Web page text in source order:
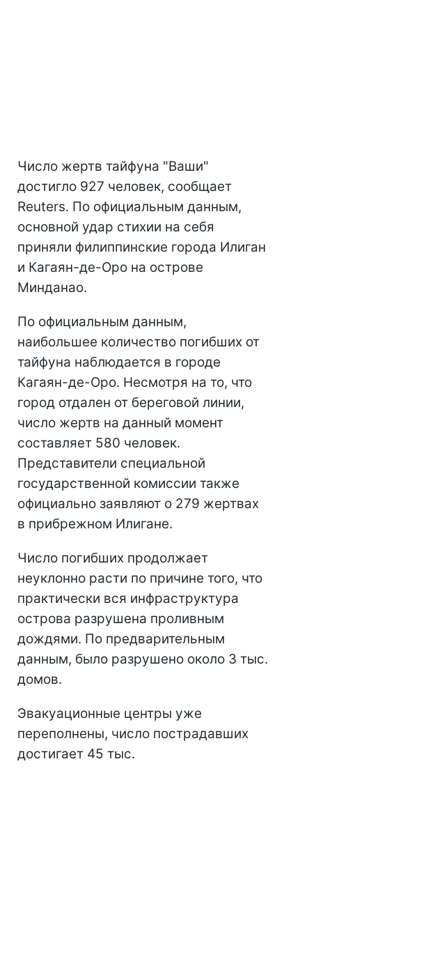
Число жертв тайфуна "Ваши"
достигло 927 человек, сообщает
Reuters. По официальным данным,
основной удар стихии на себя
приняли филиппинские города Илиган
и Кагаян-де-Оро на острове
Минданао.
По официальным данным,
наибольшее количество погибших от
тайфуна наблюдается в городе
Кагаян-де-Оро. Несмотря на то, что
город отдален от береговой линии,
число жертв на данный момент
составляет 580 человек.
Представители специальной
государственной комиссии также
официально заявляют о 279 жертвах
в прибрежном Илигане.
Число погибших продолжает
неуклонно расти по причине того, что
практически вся инфраструктура
острова разрушена проливным
дождями. По предварительным
данным, было разрушено около 3 тыс.
домов.
Эвакуационные центры уже
переполнены, число пострадавших
достигает 45 тыс.